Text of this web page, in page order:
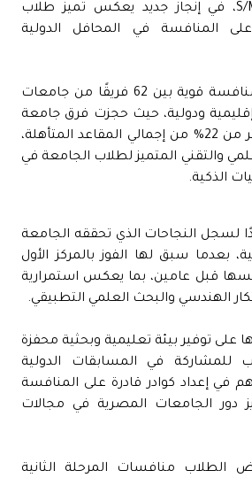
S/MTT-S Joint Chapter، في إنجاز جديد يعكس تميز طلاب
المنافسة في المحافل الدولية
وشهدت المسابقة منافسة قوية بين 62 فريقًا من جامعات
ودولية، حيث حجزت فرق جامعة
المنصورة الجديدة أكثر من 22% من إجمالي المقاعد المتأهلة،
والتقني المتميز لطلاب الجامعة في
الذكية.
لسجل النجاحات الذي تحققه الجامعة
بعدما سبق لها الفوز بالمركز الأول
قبل عامين، بما يعكس استمرارية
الهندسي والبحث العلمي التطبيقي.
على توفير بيئة تعليمية وبحثية محفزة
للمشاركة في المسابقات الدولية
في إعداد كوادر قادرة على المنافسة
دور الجامعات المصرية في مجالات
الطلاب منافسات المرحلة الثانية